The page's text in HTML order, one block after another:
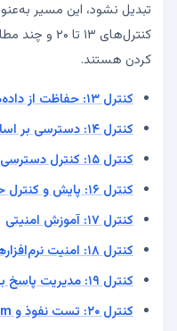
کنترل‌های ۱۳
کردن هستند.
کنترل ۱۳: حفاظت از داده‌ها
کنترل ۱۴: دسترسی بر اساس نیاز کاری
کنترل ۱۵: کنترل دسترسی بی‌سیم
کنترل ۱۶: پایش و کنترل حساب‌های کاربری
کنترل ۱۷: آموزش امنیتی
کنترل ۱۸: امنیت نرم‌افزارهای کاربردی
کنترل ۱۹: مدیریت پاسخ به رخداد
کنترل ۲۰: تست نفوذ و Red Team